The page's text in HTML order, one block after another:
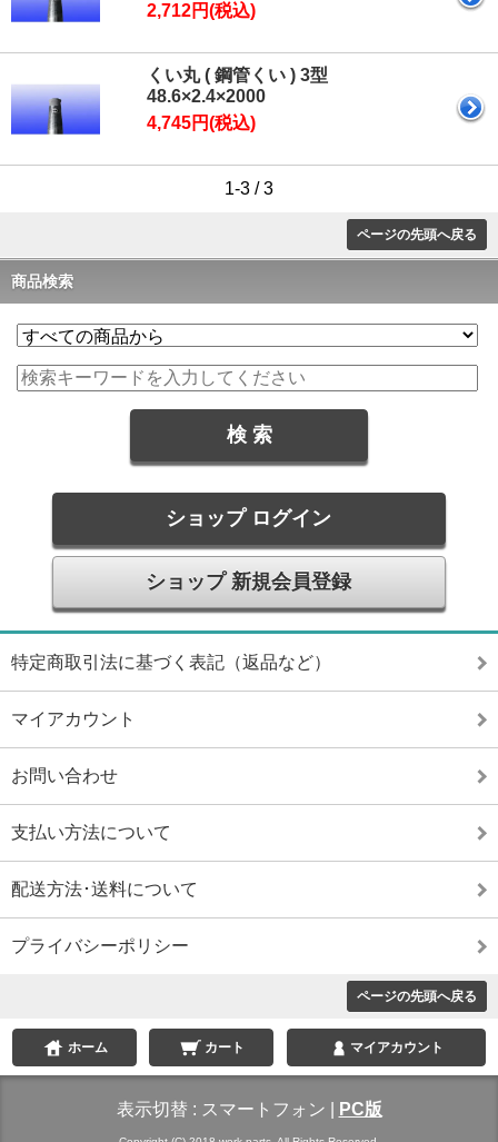
2,712円(税込)
くい丸 ( 鋼管くい ) 3型
48.6×2.4×2000
4,745円(税込)
1-3 / 3
ページの先頭へ戻る
商品検索
ショップ ログイン
ショップ 新規会員登録
特定商取引法に基づく表記（返品など）
マイアカウント
お問い合わせ
支払い方法について
配送方法･送料について
プライバシーポリシー
ページの先頭へ戻る
ホーム カート マイアカウント
表示切替 : スマートフォン PC版